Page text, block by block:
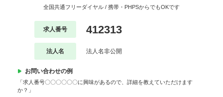
全国共通フリーダイヤル / 携帯・PHPSからでもOKです
求人番号 412313
法人名 法人名非公開
お問い合わせの例
「求人番号〇〇〇〇〇〇に興味があるので、詳細を教えていただけます
か？」